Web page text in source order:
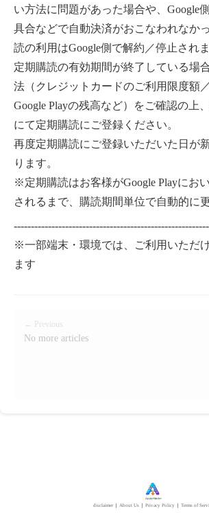
い方法に問題があった場合や、Google
具合などで自動決済がおこなわれなか
読の利用はGoogle側で解約／停止されま
定期購読の有効期間が終了している場
法（クレジットカードのご利用限度額
Google Playの残高など）をご確認の上
にて定期購読にご登録ください。
再度定期購読にご登録いただいた日が
ります。
※定期購読はお客様がGoogle Playにお
されるまで、購読期間単位で自動的に
※一部端末・環境では、ご利用いただ
ます
← Previous
No more articles
disclaimer About Us Privacy Policy Terms of